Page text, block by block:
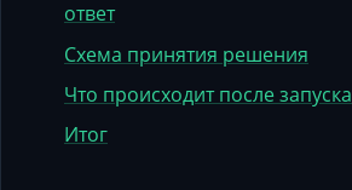
ответ
Схема принятия решения
Что происходит после запуска
Итог